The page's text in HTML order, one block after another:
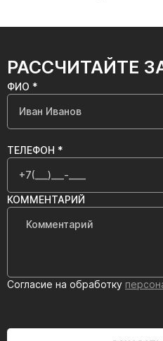
РАССЧИТАЙТЕ
ФИО *
ТЕЛЕФОН *
КОММЕНТАРИЙ
Согласие на обработку